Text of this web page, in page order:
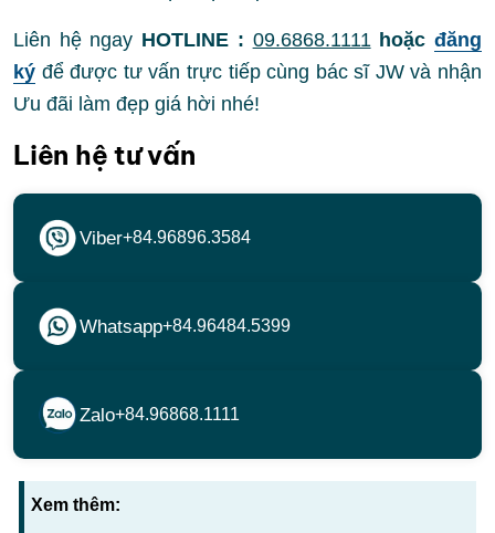
Liên hệ ngay HOTLINE : 09.6868.1111hoặcđăng
ký để được tư vấn trực tiếp cùng bác sĩ JW và nhận
Ưu đãi làm đẹp giá hời nhé!
Liên hệ tư vấn
Viber+84.96896.3584
Whatsapp+84.96484.5399
Zalo+84.96868.1111
Xem thêm: